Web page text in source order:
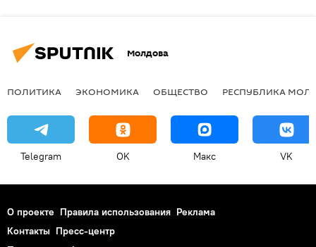
Молдова
ПОЛИТИКА ЭКОНОМИКА ОБЩЕСТВО РЕСПУБЛИКА
Telegram OK Макс VK
О проекте Правила использования Реклама
Контакты Пресс-центр